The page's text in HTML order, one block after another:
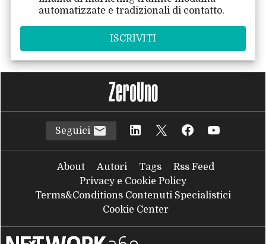
automatizzate e tradizionali di contatto.
Seguici
About Autori Tags
Rss Feed
Privacy e Cookie Policy
Terms&Conditions Contenuti Specialistici
Cookie Center